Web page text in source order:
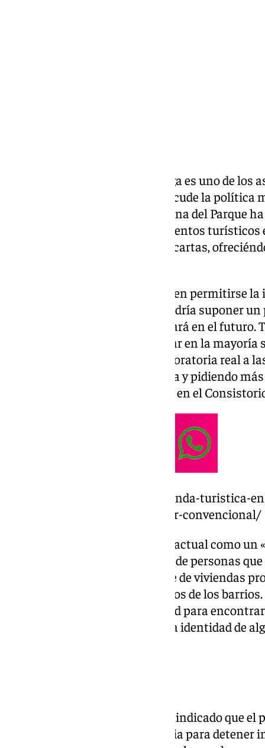
El acceso a la vivienda en Málaga es uno de
ciudadanía malagueña y que sacude la
el equipo de gobierno en la Casona del Parque
para prohibir los alojamientos turísticos
es el PSOE el que ha jugado sus cartas,
«Las familias y jóvenes no pueden permitirse
y su alcalde hasta 2027. Esto podría suponer
generaciones que la ciudad pagará en el
postulados neoliberales y pensar en la
decisiones valientes con una moratoria real a
declarando la ciudad tensionada y pidiendo
declarado el portavoz socialista en el
https://www.101tv.es/una-vivienda-turistica-
mas-dinero-que-una-de-alquiler-convencional/
Pérez ha calificado la situación actual como un
con el proyecto de vida de miles de personas
«Hay que incrementar el parque de viviendas
acabar con la fuga de malagueños de los
no sólo va a dar una oportunidad para
también servirá para proteger la identidad de
Desde el partido socialista, han indicado que el
«poner en marcha una moratoria para